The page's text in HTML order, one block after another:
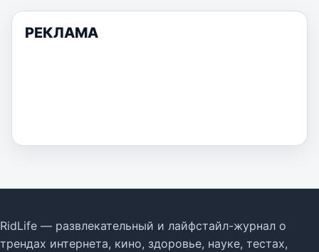
РЕКЛАМА
RidLife — развлекательный и лайфстайл-журнал о
трендах интернета, кино, здоровье, науке, тестах,